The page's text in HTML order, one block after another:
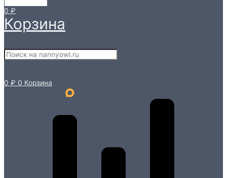
0 ₽
Корзина
0 ₽ 0 Корзина